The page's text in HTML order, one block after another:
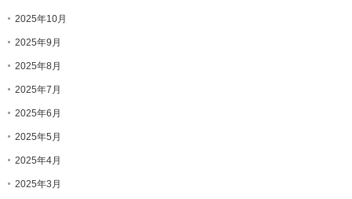
2025年10月
2025年9月
2025年8月
2025年7月
2025年6月
2025年5月
2025年4月
2025年3月